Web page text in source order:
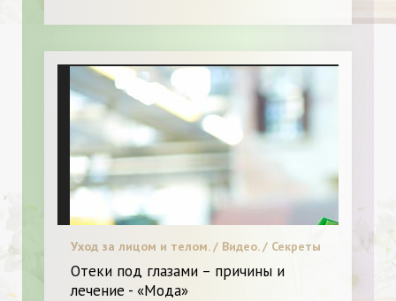
Уход за лицом и телом. / Видео. / Секреты
Отеки под глазами – причины и
лечение - «Мода»